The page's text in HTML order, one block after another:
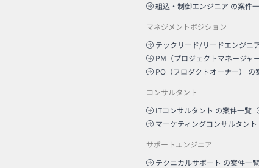
組込・制御エンジニア の案件
マネジメントポジション
テックリード/リードエンジニ
PM（プロジェクトマネージャー
PO（プロダクトオーナー）
の
コンサルタント
ITコンサルタント の案件一覧
マーケティングコンサルタント
サポートエンジニア
テクニカルサポート の案件一覧